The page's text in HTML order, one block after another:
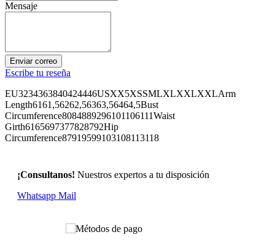
Mensaje
Enviar correo
Escribe tu reseña
EU3234363840424446USXX5XSSMLXLXXLXXLArm
Length6161,56262,56363,56464,5Bust
Circumference8084889296101106111Waist
Girth6165697377828792Hip
Circumference87919599103108113118
¡Consultanos! Nuestros expertos a tu disposición
Whatsapp Mail